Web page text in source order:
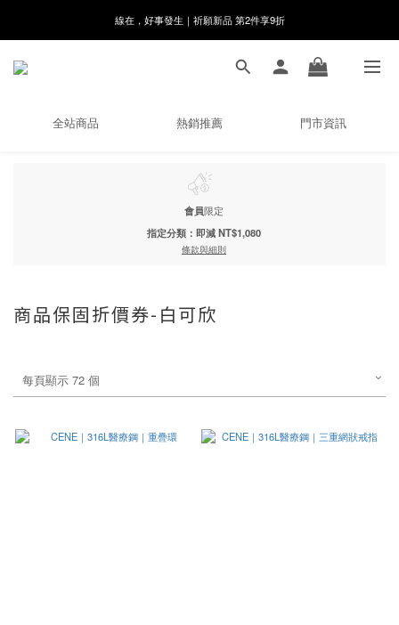
8月月初限定｜指定分類滿件88折！
8月月初限定｜指定分類滿件88折！
全站商品 熱銷推薦 門市資訊
會員限定
指定分類：即減 NT$1,080
條款與細則
商品保固折價券-白可欣
每頁顯示 72 個